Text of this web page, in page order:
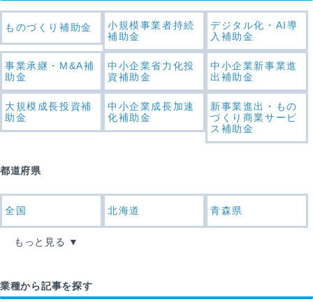
ものづくり補助金
小規模事業者持続
補助金
デジタル化・AI導
入補助金
事業承継・M&A補
助金
中小企業省力化投
資補助金
中小企業新事業進
出補助金
大規模成長投資補
助金
中小企業成長加速
化補助金
新事業進出・もの
づくり商業サービ
ス補助金
都道府県
全国 北海道 青森県
もっと見る
業種から記事を探す